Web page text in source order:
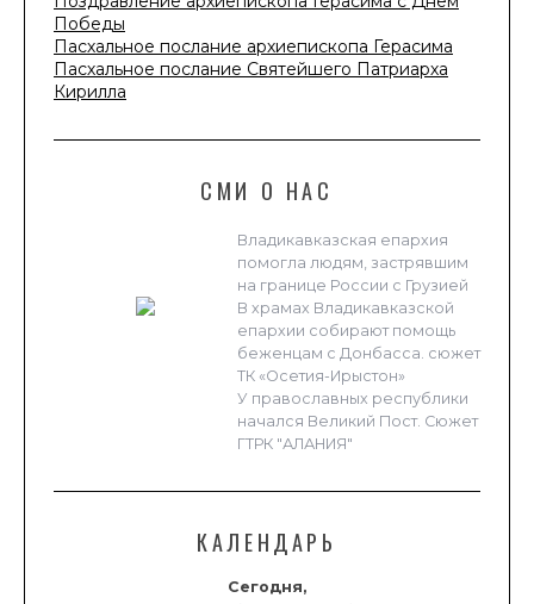
Победы
Пасхальное послание архиепископа Герасима
Пасхальное послание Святейшего Патриарха
Кирилла
СМИ О НАС
Владикавказская епархия
помогла людям, застрявшим
на границе России с Грузией
В храмах Владикавказской
епархии собирают помощь
беженцам с Донбасса. сюжет
ТК «Осетия-Ирыстон»
У православных республики
начался Великий Пост. Сюжет
ГТРК "АЛАНИЯ"
КАЛЕНДАРЬ
Сегодня,